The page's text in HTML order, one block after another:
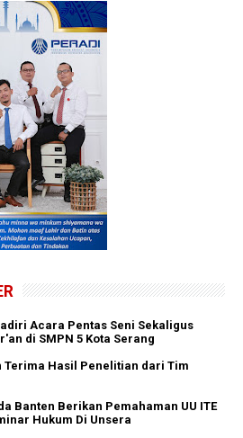
Acara Pentas Seni Sekaligus
di SMPN 5 Kota Serang
Terima Hasil Penelitian dari Tim
Banten Berikan Pemahaman UU ITE
Hukum Di Unsera